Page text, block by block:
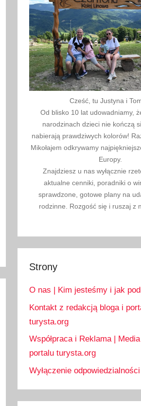
Cześć, tu Justyna i
Od blisko 10 lat udowadniamy,
narodzinach dzieci nie kończą
nabierają prawdziwych kolorów!
Mikołajem odkrywamy
Europy.
Znajdziesz u nas wyłącznie
aktualne cenniki, poradniki o
sprawdzone, gotowe plany na
rodzinne. Rozgość się i ruszaj z
Strony
O nas | Kim jesteśmy i jak
Kontakt z redakcją bloga i
turysta.org
Współpraca i Reklama |
portalu turysta.org
Wyłączenie